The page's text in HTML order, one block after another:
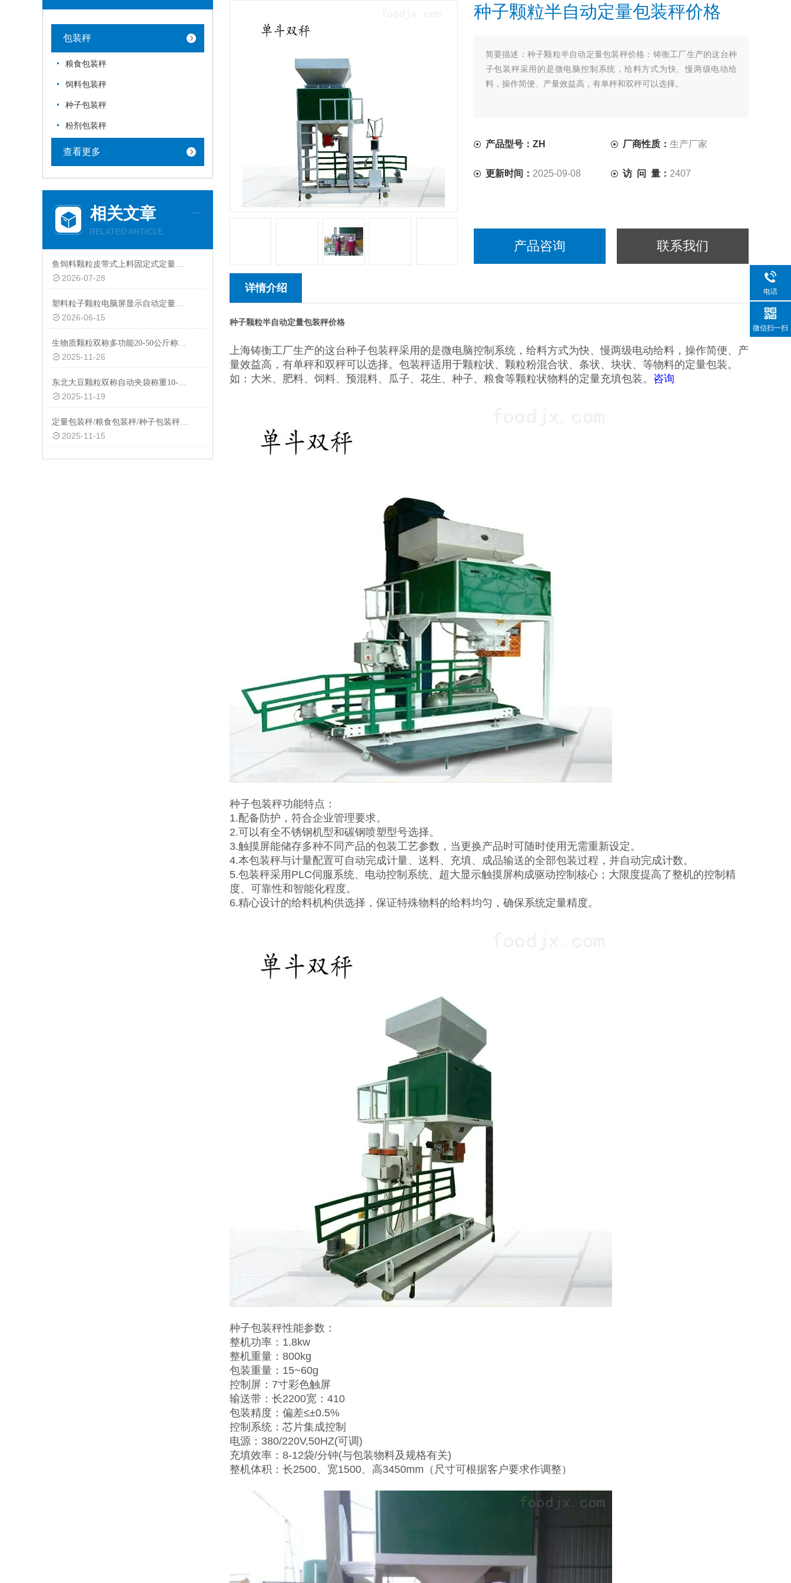
包装秤
粮食包装秤
饲料包装秤
种子包装秤
粉剂包装秤
查看更多
相关文章
RELATED ARTICLE
鱼饲料颗粒皮带式上料固定式定量包装秤
2026-07-28
塑料粒子颗粒电脑屏显示自动定量包装秤20-50kg
2026-06-15
生物质颗粒双称多功能20-50公斤称重包装秤设备
2025-11-26
东北大豆颗粒双称自动夹袋称重10-50公斤包装秤厂家
2025-11-19
定量包装秤/粮食包装秤/种子包装秤/饲料包装秤工厂生产
2025-11-15
种子颗粒半自动定量包装秤价格
简要描述： 种子颗粒半自动定量包装秤价格：铸衡工厂生产的这台​种
子包装秤采用的是微电脑控制系统，给料方式为快、慢两级电动给
料，操作简便、产量效益高，有单秤和双秤可以选择。
产品型号：ZH 厂商性质：生产厂家
更新时间： 2025-09-08 访 问 量： 2407
产品咨询 联系我们
详情介绍
种子颗粒半自动定量包装秤价格
上海铸衡工厂生产的这台种子包装秤采用的是微电脑控制系统，给料方式为快、慢两级电动给料，操作简便、产
量效益高，有单秤和双秤可以选择。包装秤适用于颗粒状、颗粒粉混合状、条状、块状、等物料的定量包装。
如：大米、肥料、饲料、预混料、瓜子、花生、种子、粮食等颗粒状物料的定量充填包装。 咨询
种子包装秤功能特点：
1.配备防护，符合企业管理要求。
2.可以有全不锈钢机型和碳钢喷塑型号选择。
3.触摸屏能储存多种不同产品的包装工艺参数，当更换产品时可随时使用无需重新设定。
4.本包装秤与计量配置可自动完成计量、送料、充填、成品输送的全部包装过程，并自动完成计数。
5.包装秤采用PLC伺服系统、电动控制系统、超大显示触摸屏构成驱动控制核心；大限度提高了整机的控制精
度、可靠性和智能化程度。
6.精心设计的给料机构供选择，保证特殊物料的给料均匀，确保系统定量精度。
种子包装秤性能参数：
整机功率：1.8kw
整机重量：800kg
包装重量：15~60g
控制屏：7寸彩色触屏
输送带：长2200宽：410
包装精度：偏差≤±0.5%
控制系统：芯片集成控制
电源：380/220V,50HZ(可调)
充填效率：8-12袋/分钟(与包装物料及规格有关)
整机体积：长2500、宽1500、高3450mm（尺寸可根据客户要求作调整）
电话
微信扫一扫